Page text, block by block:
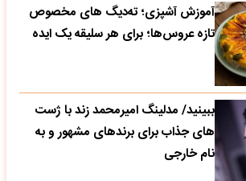
آموزش آشپزی؛ ته‌دیگ‌ های مخصوص
تازه‌ عروس‌ها؛ برای هر سلیقه یک ایده
ببینید/ مدلینگ امیرمحمد زند با ژست
های جذاب برای برندهای مشهور و به
نام خارجی